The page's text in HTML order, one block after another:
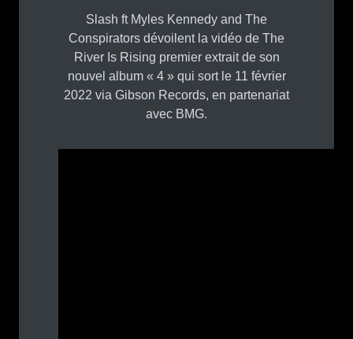
Slash ft Myles Kennedy and The
Conspirators dévoilent la vidéo de The
River Is Rising premier extrait de son
nouvel album « 4 » qui sort le 11 février
2022 via Gibson Records, en partenariat
avec BMG.